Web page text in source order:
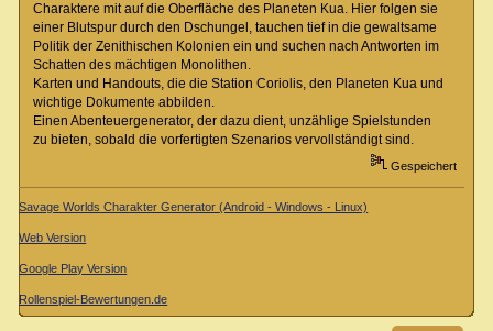
Charaktere mit auf die Oberfläche des Planeten Kua. Hier folgen sie
einer Blutspur durch den Dschungel, tauchen tief in die gewaltsame
Politik der Zenithischen Kolonien ein und suchen nach Antworten im
Schatten des mächtigen Monolithen.
Karten und Handouts, die die Station Coriolis, den Planeten Kua und
wichtige Dokumente abbilden.
Einen Abenteuergenerator, der dazu dient, unzählige Spielstunden
zu bieten, sobald die vorfertigten Szenarios vervollständigt sind.
Gespeichert
Savage Worlds Charakter Generator (Android - Windows - Linux)
Web Version
Google Play Version
Rollenspiel-Bewertungen.de